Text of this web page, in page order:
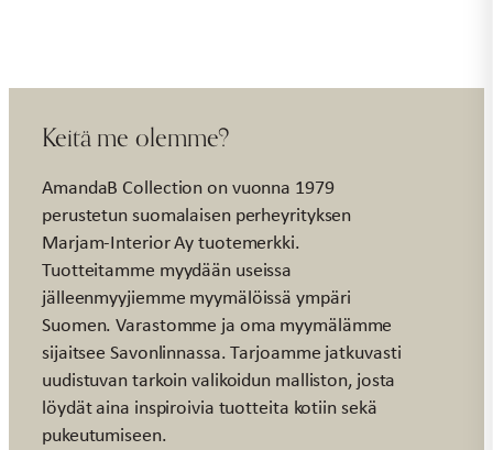
Keitä me olemme?
AmandaB Collection on vuonna 1979
perustetun suomalaisen perheyrityksen
Marjam-Interior Ay tuotemerkki.
Tuotteitamme myydään useissa
jälleenmyyjiemme myymälöissä ympäri
Suomen. Varastomme ja oma myymälämme
sijaitsee Savonlinnassa. Tarjoamme jatkuvasti
uudistuvan tarkoin valikoidun malliston, josta
löydät aina inspiroivia tuotteita kotiin sekä
pukeutumiseen.